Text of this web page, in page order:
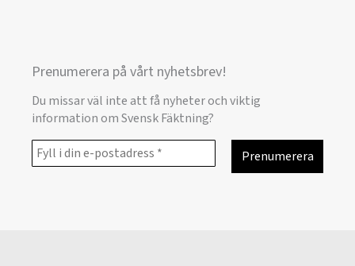
Prenumerera på vårt nyhetsbrev!
Du missar väl inte att få nyheter och viktig
information om Svensk Fäktning?